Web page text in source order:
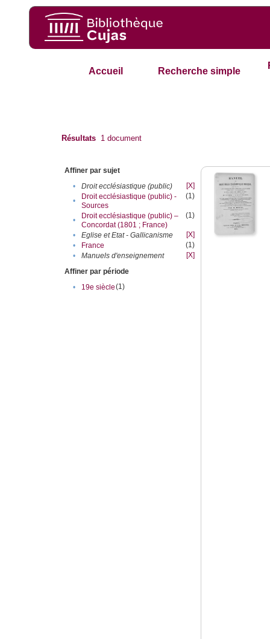
Accueil Recherche simple
Résultats 1 document
Affiner par sujet
•
Droit ecclésiastique (public)
[X]
•
Droit ecclésiastique (public) -
Sources
(1)
•
Droit ecclésiastique (public) –
Concordat (1801 ; France)
(1)
• Eglise et Etat - Gallicanisme
[X]
•
France
(1)
•
Manuels d'enseignement
[X]
Affiner par période
•
19e siècle(1)